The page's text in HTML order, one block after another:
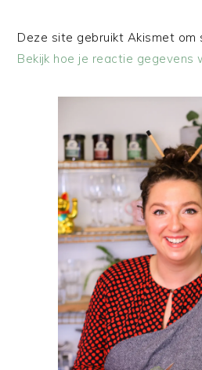
Deze site gebruikt Akismet om
Bekijk hoe je reactie gegevens